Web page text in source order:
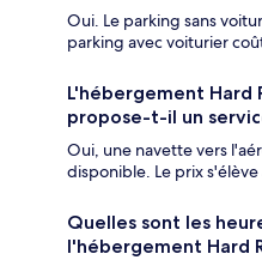
Oui. Le parking sans
parking avec voiturier
L'hébergement Hard
propose-t-il un
Oui, une navette vers
disponible. Le prix
Quelles sont les
l'hébergement Hard